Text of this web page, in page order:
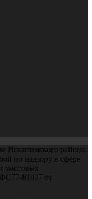
Искитимского района.
по надзору в сфере
массовых
81027 от